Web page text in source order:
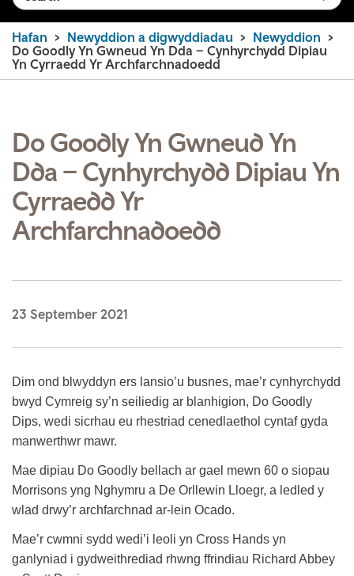
Hafan Newyddion a digwyddiadau
Newyddion
Do Goodly Yn Gwneud Yn Dda – Cynhyrchydd Dipiau
Yn Cyrraedd Yr Archfarchnadoedd
Do Goodly Yn Gwneud Yn
Dda – Cynhyrchydd Dipiau Yn
Cyrraedd Yr
Archfarchnadoedd
23 September 2021
Dim ond blwyddyn ers lansio’u busnes, mae’r cynhyrchydd
bwyd Cymreig sy’n seiliedig ar blanhigion, Do Goodly
Dips, wedi sicrhau eu rhestriad cenedlaethol cyntaf gyda
manwerthwr mawr.
Mae dipiau Do Goodly bellach ar gael mewn 60 o siopau
Morrisons yng Nghymru a De Orllewin Lloegr, a ledled y
wlad drwy’r archfarchnad ar-lein Ocado.
Mae’r cwmni sydd wedi’i leoli yn Cross Hands yn
ganlyniad i gydweithrediad rhwng ffrindiau Richard Abbey